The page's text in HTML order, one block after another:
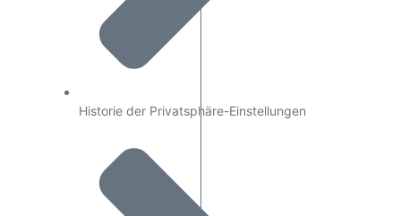
Historie der Privatsphäre-Einstellungen